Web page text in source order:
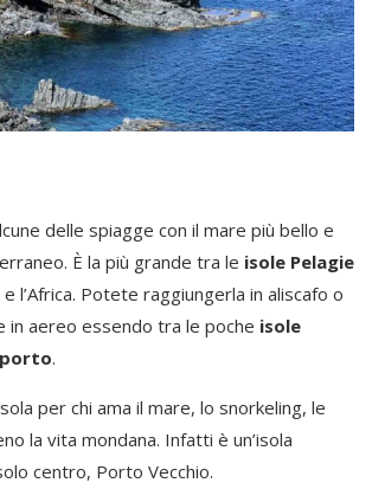
delle spiagge con il mare più bello e
È la più grande tra le isole Pelagie
l’Africa. Potete raggiungerla in aliscafo o
in aereo essendo tra le poche isole
.
per chi ama il mare, lo snorkeling, le
la vita mondana. Infatti è un’isola
centro, Porto Vecchio.